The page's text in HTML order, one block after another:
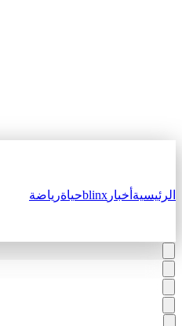
الرئيسية أخبار blinxحياةرياضة